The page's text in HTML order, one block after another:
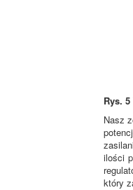
Rys. 5
Nasz
ilości
który